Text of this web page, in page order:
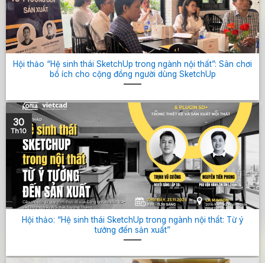
Hội thảo “Hệ sinh thái SketchUp trong ngành nội thất”: Sân chơi
bổ ích cho cộng đồng người dùng SketchUp
Hội thảo: “Hệ sinh thái SketchUp trong ngành nội thất: Từ ý
tưởng đến sản xuất”
30
Th10